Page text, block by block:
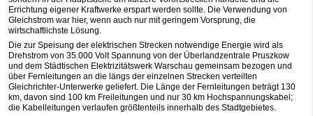
Errichtung eigener Kraftwerke erspart werden sollte. Die Verwendung von
Gleichstrom war hier, wenn auch nur mit geringem Vorsprung, die
wirtschaftlichste Lösung.
Die zur Speisung der elektrischen Strecken notwendige Energie wird als
Drehstrom von 35.000 Volt Spannung von der Überlandzentrale Pruszkow
und dem Städtischen Elektrizitätswerk Warschau gemeinsam bezogen und
über Fernleitungen an die längs der einzelnen Strecken verteilten
Gleichrichter-Unterwerke geliefert. Die Länge der Fernleitungen beträgt 130
km, davon sind 100 km Freileitungen und nur 30 km Hochspannungskabel;
die Kabelleitungen verlaufen größtenteils innerhalb des Stadtgebietes.